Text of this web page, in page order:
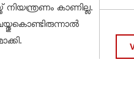
നിയന്ത്രണം കാണില്ല.